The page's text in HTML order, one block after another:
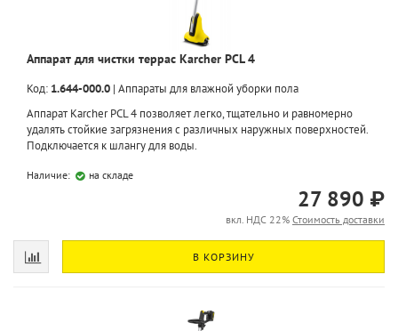
Аппарат для чистки террас Karcher PCL 4
Код: 1.644-000.0 | Аппараты для влажной уборки пола
Аппарат Karcher PCL 4 позволяет легко, тщательно и равномерно
удалять стойкие загрязнения с различных наружных поверхностей.
Подключается к шлангу для воды.
Наличие: на складе
27 890 ₽
вкл. НДС 22% Стоимость доставки
В КОРЗИНУ